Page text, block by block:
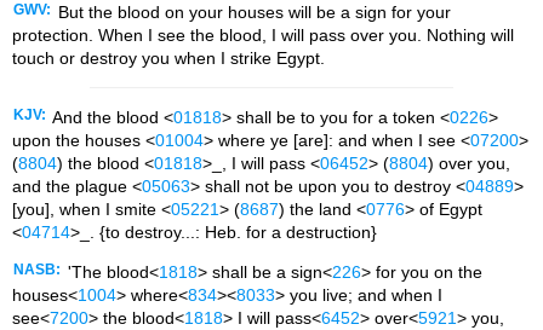
GWV:
But the blood on your houses will be a sign for your
protection. When I see the blood, I will pass over you. Nothing will
touch or destroy you when I strike Egypt.
KJV: And the blood <01818> shall be to you for a token <0226>
upon the houses <01004> where ye [are]: and when I see <07200>
(8804) the blood <01818>_, I will pass <06452> (8804) over you,
and the plague <05063> shall not be upon you to destroy <04889>
[you], when I smite <05221> (8687) the land <0776> of Egypt
<04714>_. {to destroy...: Heb. for a destruction}
NASB: 'The blood<1818> shall be a sign<226> for you on the
houses<1004> where<834><8033> you live; and when I
see<7200> the blood<1818> I will pass<6452> over<5921> you,